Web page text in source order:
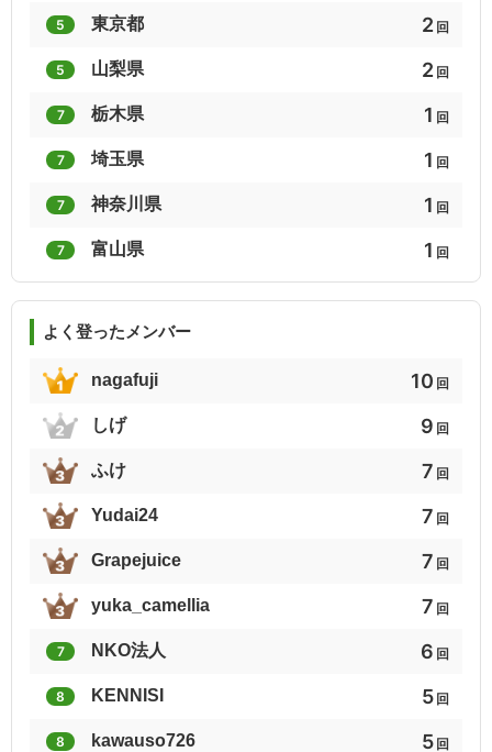
1
低山トラベル30座 続富士を見る山歩き
1
群馬の山歩き130選 酒温泉Ｂ級山歩き
1
60歳からの山温泉 山頂駅から東日本
1
続山梨のハイクコース
5 東京都 2 回
5 山梨県 2 回
7 栃木県 1 回
7 埼玉県 1 回
7 神奈川県 1 回
7 富山県 1 回
よく登ったメンバー
nagafuji 10 回
しげ 9 回
ふけ 7 回
Yudai24 7 回
Grapejuice 7 回
yuka_camellia 7 回
7 NKO法人 6 回
8 KENNISI 5 回
8 kawauso726 5 回